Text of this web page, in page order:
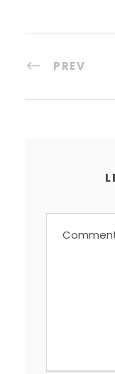
PREV